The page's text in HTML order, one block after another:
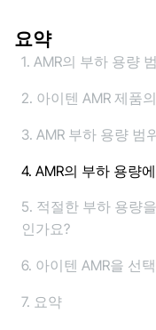
요약
1. AMR의 부하 용량
2. 아이텐 AMR 제품
3. AMR 부하 용량 범
4. AMR의 부하 용량
5. 적절한 부하 용량
인가요?
6. 아이텐 AMR을 선
7. 요약